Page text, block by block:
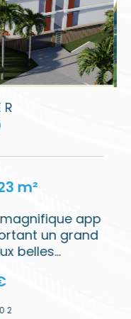
m²
la résidenc
- Découvrez le